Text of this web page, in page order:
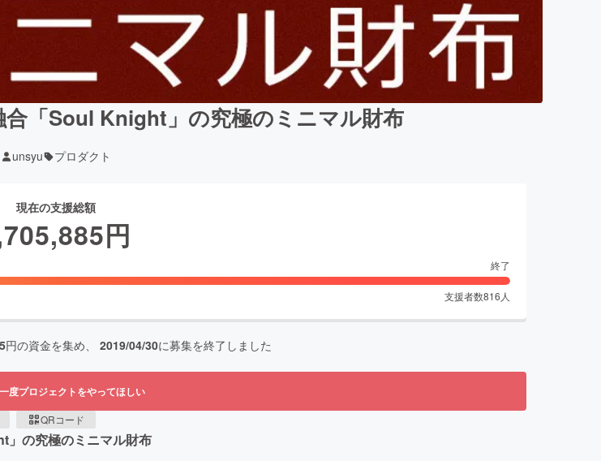
「Soul Knight」の究極のミニマル財布
unsyu プロダクト
現在の支援総額
円
終了
支援者数816 人
円の資金を集め、 2019/04/30に募集を終了しました
度プロジェクトをやってほしい
QRコード
」の究極のミニマル財布